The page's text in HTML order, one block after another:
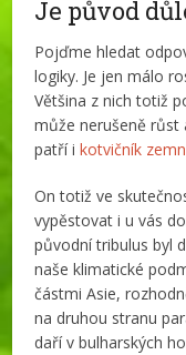
Je původ
Pojďme hledat
logiky. Je jen málo
Většina z nich totiž
může nerušeně růst
patří ikotvičník
On totiž ve
vypěstovat i u vás
původní tribulus byl
naše klimatické
částmi Asie,
na druhou stranu
daří v bulharských